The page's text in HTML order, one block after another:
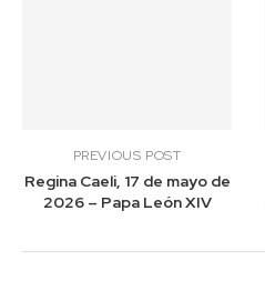
PREVIOUS POST
Regina Caeli, 17 de mayo de
2026 – Papa León XIV